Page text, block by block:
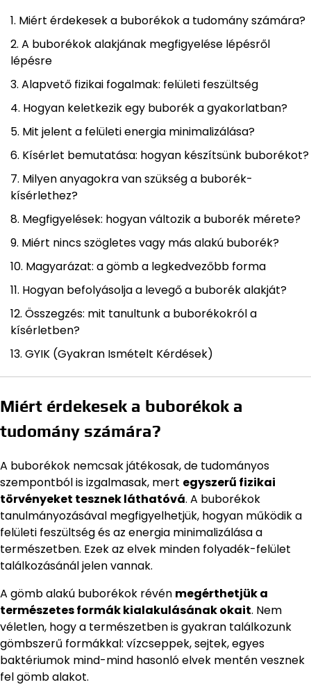
Miért érdekesek a buborékok a tudomány számára?
A buborékok alakjának megfigyelése lépésről
lépésre
Alapvető fizikai fogalmak: felületi feszültség
Hogyan keletkezik egy buborék a gyakorlatban?
Mit jelent a felületi energia minimalizálása?
Kísérlet bemutatása: hogyan készítsünk buborékot?
Milyen anyagokra van szükség a buborék-
kísérlethez?
Megfigyelések: hogyan változik a buborék mérete?
Miért nincs szögletes vagy más alakú buborék?
Magyarázat: a gömb a legkedvezőbb forma
Hogyan befolyásolja a levegő a buborék alakját?
Összegzés: mit tanultunk a buborékokról a
kísérletben?
GYIK (Gyakran Ismételt Kérdések)
Miért érdekesek a buborékok a
tudomány számára?
A buborékok nemcsak játékosak, de tudományos
szempontból is izgalmasak, mert egyszerű fizikai
törvényeket tesznek láthatóvá. A buborékok
tanulmányozásával megfigyelhetjük, hogyan működik a
felületi feszültség és az energia minimalizálása a
természetben. Ezek az elvek minden folyadék-felület
találkozásánál jelen vannak.
A gömb alakú buborékok révén megérthetjük a
természetes formák kialakulásának okait. Nem
véletlen, hogy a természetben is gyakran találkozunk
gömbszerű formákkal: vízcseppek, sejtek, egyes
baktériumok mind-mind hasonló elvek mentén vesznek
fel gömb alakot.